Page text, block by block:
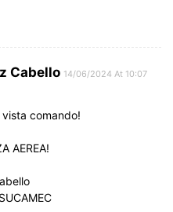
Cabello 14/06/2024 At 10:07
comando!
AEREA!